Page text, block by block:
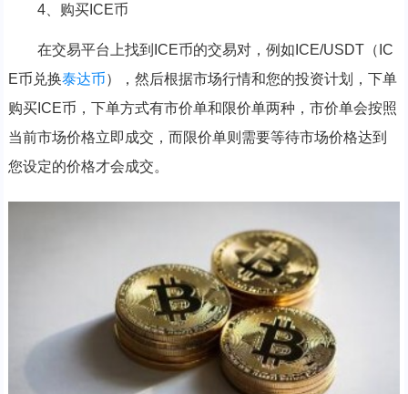
4、购买ICE币
在交易平台上找到ICE币的交易对，例如ICE/USDT（IC
E币兑换泰达币），然后根据市场行情和您的投资计划，下单
购买ICE币，下单方式有市价单和限价单两种，市价单会按照
当前市场价格立即成交，而限价单则需要等待市场价格达到
您设定的价格才会成交。